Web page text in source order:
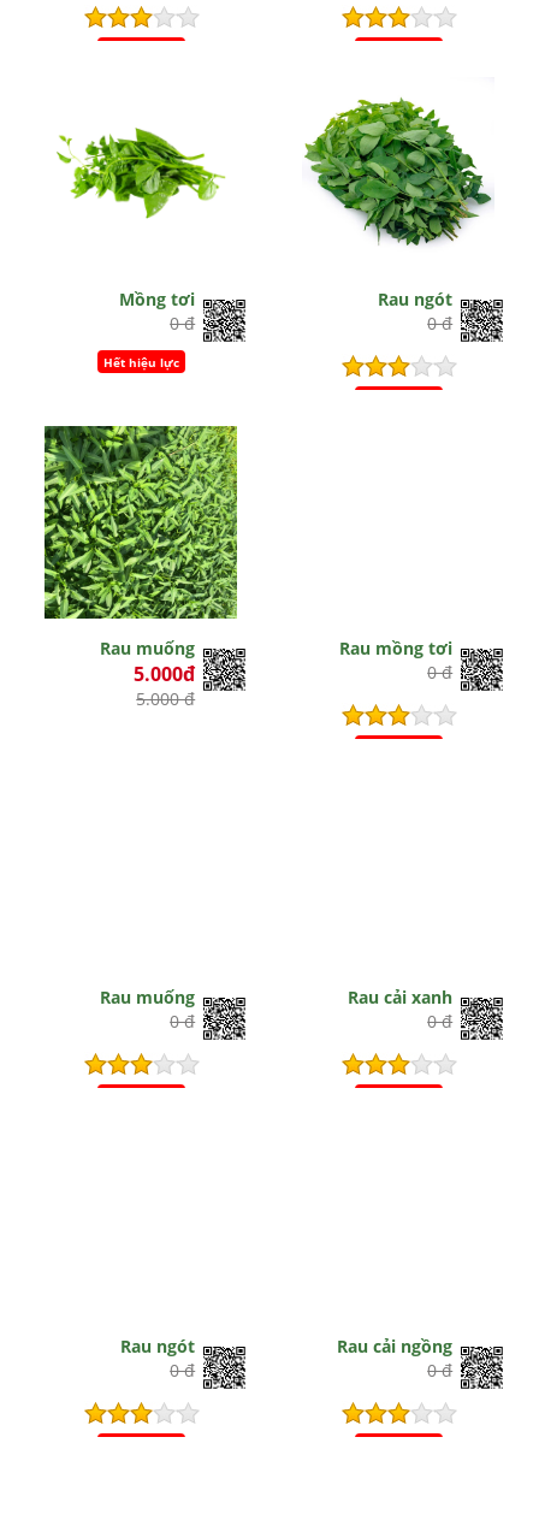
Mồng tơi
0 đ
Hết hiệu lực
Rau ngót
0 đ
Rau muống
5.000đ
5.000 đ
Rau mồng tơi
0 đ
Rau muống
0 đ
Rau cải xanh
0 đ
Rau ngót
0 đ
Rau cải ngồng
0 đ